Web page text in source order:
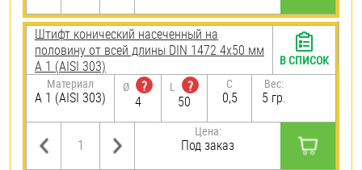
Штифт конический насеченный на
половину от всей длины DIN 1472 4х50 мм
А 1 (AISI 303)
Материал
А 1 (AISI 303)
Ø
?
4
L
?
50
C
0,5
Вес:
5 гр.
Цена:
Под заказ
В СПИСОК